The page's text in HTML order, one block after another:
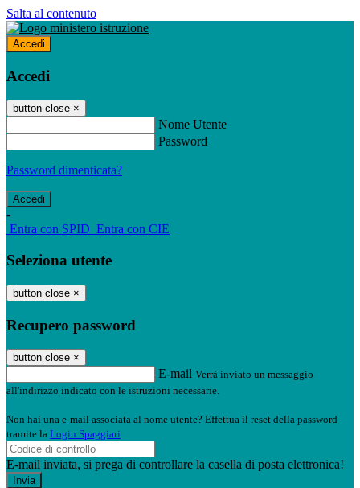
Salta al contenuto
Accedi
Accedi
button close ×
Nome Utente
Password
Password dimenticata?
-
Entra con SPID Entra con CIE
Seleziona utente
button close ×
Recupero password
button close ×
E-mail Verrà inviato un messaggio
all'indirizzo indicato con le istruzioni necessarie.
Non hai una e-mail associata al nome utente? Effettua il reset della password
tramite la Login Spaggiari
E-mail inviata, si prega di controllare la casella di posta elettronica!